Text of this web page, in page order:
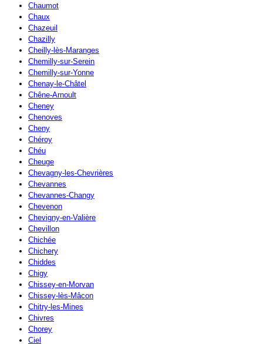
Chaumot
Chaux
Chazeuil
Chazilly
Cheilly-lès-Maranges
Chemilly-sur-Serein
Chemilly-sur-Yonne
Chenay-le-Châtel
Chêne-Arnoult
Cheney
Chenoves
Cheny
Chéroy
Chéu
Cheuge
Chevagny-les-Chevrières
Chevannes
Chevannes-Changy
Chevenon
Chevigny-en-Valière
Chevillon
Chichée
Chichery
Chiddes
Chigy
Chissey-en-Morvan
Chissey-lès-Mâcon
Chitry-les-Mines
Chivres
Chorey
Ciel